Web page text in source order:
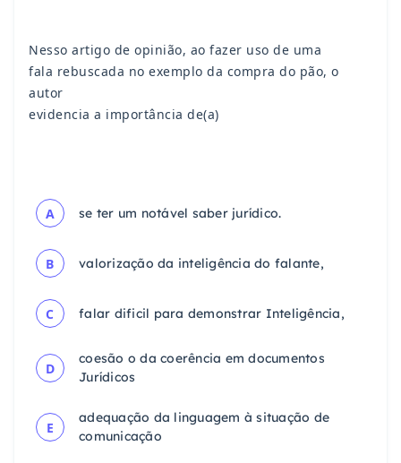
Nesso artigo de opinião, ao fazer uso de uma
fala rebuscada no exemplo da compra do pão, o
autor
evidencia a importância de(a)
A se ter um notável saber jurídico.
B valorização da inteligência do falante,
C falar dificil para demonstrar Inteligência,
D
coesão o da coerência em documentos
Jurídicos
E
adequação da linguagem à situação de
comunicação